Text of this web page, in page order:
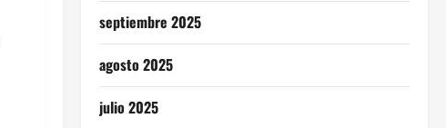
septiembre 2025
agosto 2025
julio 2025